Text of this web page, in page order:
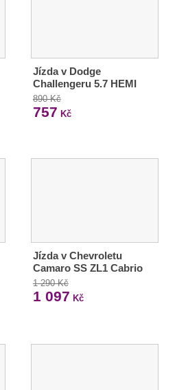
Jízda v Dodge
Challengeru 5.7 HEMI
890 Kč
757 Kč
Jízda v Chevroletu
Camaro SS ZL1 Cabrio
1 290 Kč
1 097 Kč